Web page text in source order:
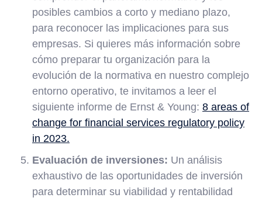
posibles cambios a corto y mediano plazo,
para reconocer las implicaciones para sus
empresas. Si quieres más información sobre
cómo preparar tu organización para la
evolución de la normativa en nuestro complejo
entorno operativo, te invitamos a leer el
siguiente informe de Ernst & Young: 8 areas of
change for financial services regulatory policy
in 2023.
Evaluación de inversiones: Un análisis
exhaustivo de las oportunidades de inversión
para determinar su viabilidad y rentabilidad